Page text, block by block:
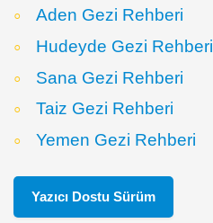
Aden Gezi Rehberi
Hudeyde Gezi Rehberi
Sana Gezi Rehberi
Taiz Gezi Rehberi
Yemen Gezi Rehberi
Yazıcı Dostu Sürüm